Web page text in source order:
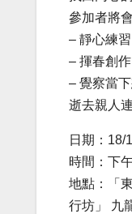
參加者將
– 靜心練習
– 揮春創作
– 覺察當
逝去親人
日期：18/
時間：下
地點：「
行坊」 九